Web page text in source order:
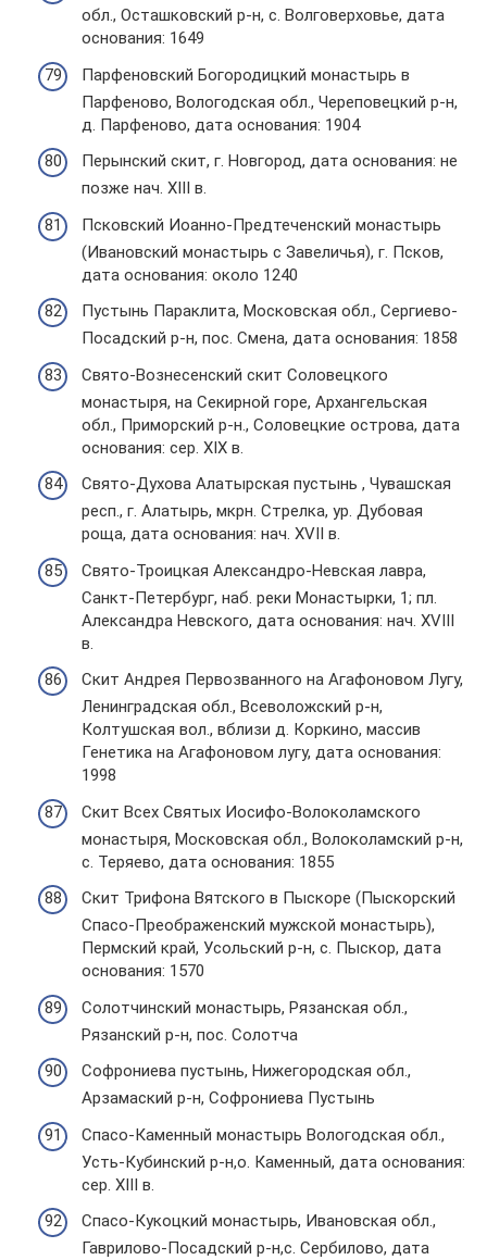
обл., Осташковский р-н, с. Волговерховье, дата
основания: 1649
Парфеновский Богородицкий монастырь в
Парфеново, Вологодская обл., Череповецкий р-н,
д. Парфеново, дата основания: 1904
Перынский скит, г. Новгород, дата основания: не
позже нач. XIII в.
Псковский Иоанно-Предтеченский монастырь
(Ивановский монастырь с Завеличья), г. Псков,
дата основания: около 1240
Пустынь Параклита, Московская обл., Сергиево-
Посадский р-н, пос. Смена, дата основания: 1858
Свято-Вознесенский скит Соловецкого
монастыря, на Секирной горе, Архангельская
обл., Приморский р-н., Соловецкие острова, дата
основания: сер. XIX в.
Свято-Духова Алатырская пустынь , Чувашская
респ., г. Алатырь, мкрн. Стрелка, ур. Дубовая
роща, дата основания: нач. XVII в.
Свято-Троицкая Александро-Невская лавра,
Санкт-Петербург, наб. реки Монастырки, 1; пл.
Александра Невского, дата основания: нач. XVIII
в.
Скит Андрея Первозванного на Агафоновом Лугу,
Ленинградская обл., Всеволожский р-н,
Колтушская вол., вблизи д. Коркино, массив
Генетика на Агафоновом лугу, дата основания:
1998
Скит Всех Святых Иосифо-Волоколамского
монастыря, Московская обл., Волоколамский р-н,
с. Теряево, дата основания: 1855
Скит Трифона Вятского в Пыскоре (Пыскорский
Спасо-Преображенский мужской монастырь),
Пермский край, Усольский р-н, с. Пыскор, дата
основания: 1570
Солотчинский монастырь, Рязанская обл.,
Рязанский р-н, пос. Солотча
Софрониева пустынь, Нижегородская обл.,
Арзамаский р-н, Софрониева Пустынь
Спасо-Каменный монастырь Вологодская обл.,
Усть-Кубинский р-н,о. Каменный, дата основания:
сер. XIII в.
Спасо-Кукоцкий монастырь, Ивановская обл.,
Гаврилово-Посадский р-н,с. Сербилово, дата